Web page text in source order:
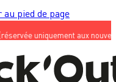
au pied de page
aux nouveaux clients) ;